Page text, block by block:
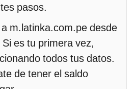
pasos.
m.latinka.com.pe desde
es tu primera vez,
todos tus datos.
de tener el saldo